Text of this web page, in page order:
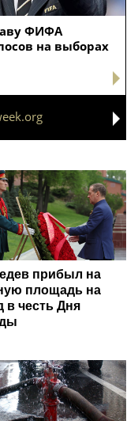
ФИФА
на выборах
прибыл на
площадь на
в честь Дня